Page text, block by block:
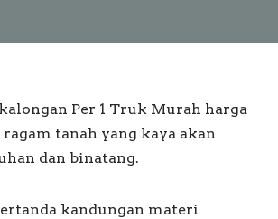
Per 1 Truk Murah harga
tanah yang kaya akan
dan binatang.
kandungan materi